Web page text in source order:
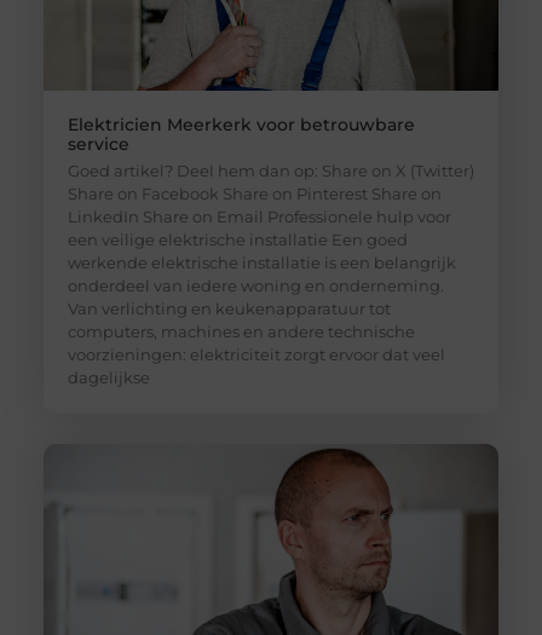
Elektricien Meerkerk voor betrouwbare
service
Goed artikel? Deel hem dan op: Share on X (Twitter)
Share on Facebook Share on Pinterest Share on
LinkedIn Share on Email Professionele hulp voor
een veilige elektrische installatie Een goed
werkende elektrische installatie is een belangrijk
onderdeel van iedere woning en onderneming.
Van verlichting en keukenapparatuur tot
computers, machines en andere technische
voorzieningen: elektriciteit zorgt ervoor dat veel
dagelijkse